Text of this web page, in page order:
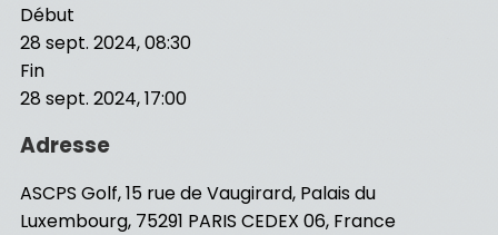
Début
28 sept. 2024, 08:30
Fin
28 sept. 2024, 17:00
Adresse
ASCPS Golf, 15 rue de Vaugirard, Palais du
Luxembourg, 75291 PARIS CEDEX 06, France